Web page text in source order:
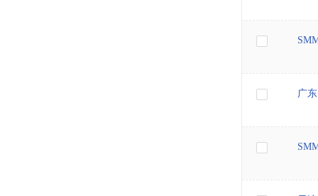
广